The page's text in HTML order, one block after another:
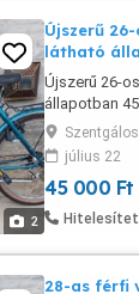
2
Újszerű
látható
Újszerű 26-
állapotban
július 22
45 000 Ft
28-as férfi